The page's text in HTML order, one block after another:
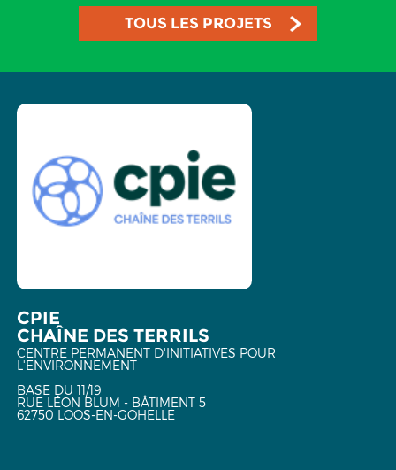
TOUS LES PROJETS
CPIE
CHAÎNE DES TERRILS
CENTRE PERMANENT D'INITIATIVES POUR
L'ENVIRONNEMENT
BASE DU 11/19
RUE LÉON BLUM - BÂTIMENT 5
62750 LOOS-EN-GOHELLE